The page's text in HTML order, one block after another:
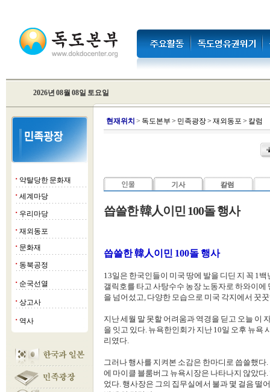
2026년 08월 08일 토요일
■ 약탈당한 문화재
■ 세계마당
■ 우리마당
■ 재외동포
■ 문화재
■ 동북공정
■ 순국선열
■ 상고사
■ 역사
현재위치 > 독도본부 > 민족광장> 재외동포 > 칼럼
씁쓸한 韓人이민 100돌 행사
씁쓸한 韓人이민 100돌 행사
13일은 한국인들이 미국 땅에 발을 디딘 지 꼭 1
갤릭호를 타고 사탕수수 농장 노동자로 하와이
을 넘어섰고, 다양한 모습으로 미국 각지에서 꿋
지난 세월 말 못할 어려움과 역경을 딛고 오늘 이
을 잇고 있다. 뉴욕한인회가 지난 10일 오후 뉴욕
리였다.
그러나 행사를 지켜본 소감은 한마디로 씁쓸했
에 마이클 블룸버그 뉴욕시장은 나타나지 않았
었다. 행사장은 그의 집무실에서 불과 몇 걸음 떨